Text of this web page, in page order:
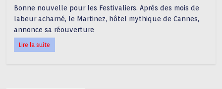
Bonne nouvelle pour les Festivaliers. Après des mois de
labeur acharné, le Martinez, hôtel mythique de Cannes,
annonce sa réouverture
Lire la suite